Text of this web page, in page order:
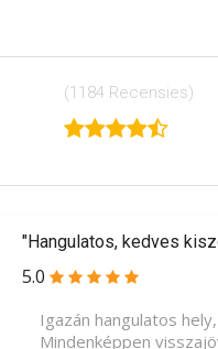
(1184 Recensies)
"Hangulatos, kedves
5.0
Igazán hangulatos
Mindenképpen